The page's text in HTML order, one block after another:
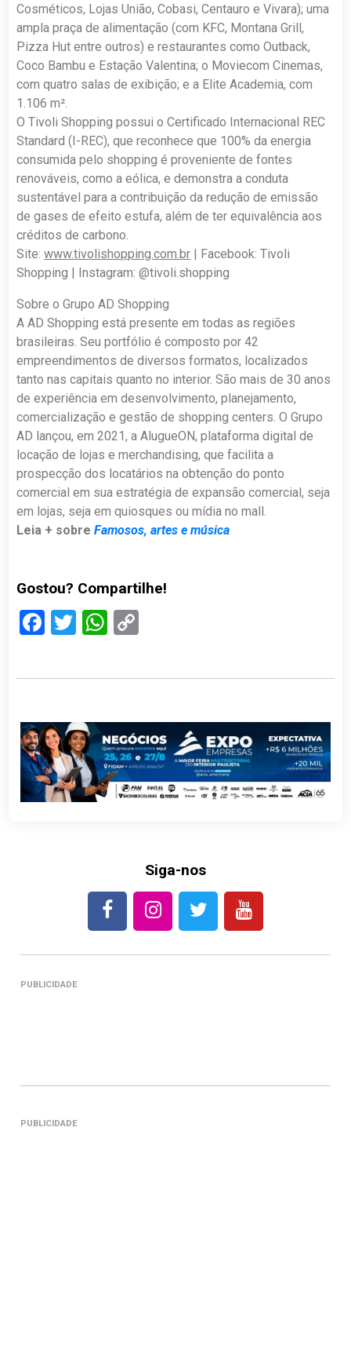
Cosméticos, Lojas União, Cobasi, Centauro e Vivara); uma
ampla praça de alimentação (com KFC, Montana Grill,
Pizza Hut entre outros) e restaurantes como Outback,
Coco Bambu e Estação Valentina; o Moviecom Cinemas,
com quatro salas de exibição; e a Elite Academia, com
1.106 m².
O Tivoli Shopping possui o Certificado Internacional REC
Standard (I-REC), que reconhece que 100% da energia
consumida pelo shopping é proveniente de fontes
renováveis, como a eólica, e demonstra a conduta
sustentável para a contribuição da redução de emissão
de gases de efeito estufa, além de ter equivalência aos
créditos de carbono.
Site: www.tivolishopping.com.br | Facebook: Tivoli
Shopping | Instagram: @tivoli.shopping
Sobre o Grupo AD Shopping
A AD Shopping está presente em todas as regiões
brasileiras. Seu portfólio é composto por 42
empreendimentos de diversos formatos, localizados
tanto nas capitais quanto no interior. São mais de 30 anos
de experiência em desenvolvimento, planejamento,
comercialização e gestão de shopping centers. O Grupo
AD lançou, em 2021, a AlugueON, plataforma digital de
locação de lojas e merchandising, que facilita a
prospecção dos locatários na obtenção do ponto
comercial em sua estratégia de expansão comercial, seja
em lojas, seja em quiosques ou mídia no mall.
Leia + sobreFamosos, artes e música
Gostou? Compartilhe!
Facebook
TwitterWhatsApp
Siga-nos
PUBLICIDADE
PUBLICIDADE